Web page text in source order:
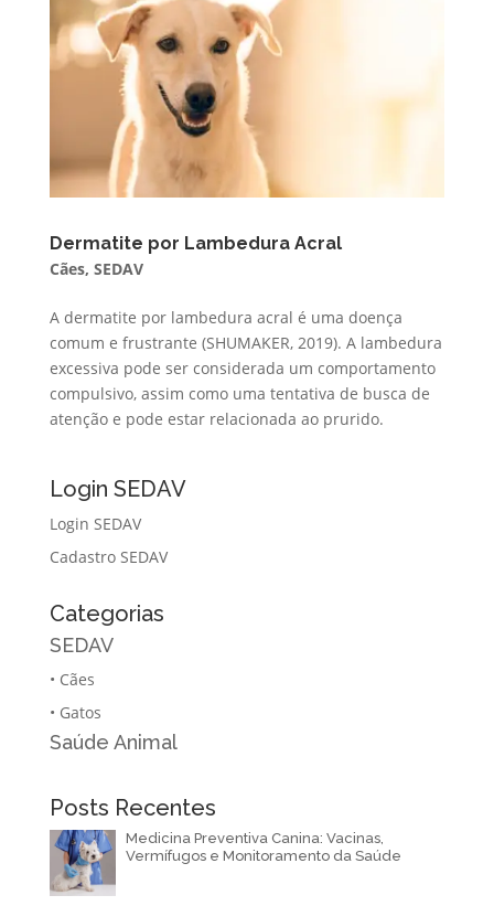
Dermatite por Lambedura Acral
Cães, SEDAV
A dermatite por lambedura acral é uma doença
comum e frustrante (SHUMAKER, 2019). A lambedura
excessiva pode ser considerada um comportamento
compulsivo, assim como uma tentativa de busca de
atenção e pode estar relacionada ao prurido.
Login SEDAV
Login SEDAV
Cadastro SEDAV
Categorias
SEDAV
• Cães
• Gatos
Saúde Animal
Posts Recentes
Medicina Preventiva Canina: Vacinas,
Vermífugos e Monitoramento da Saúde